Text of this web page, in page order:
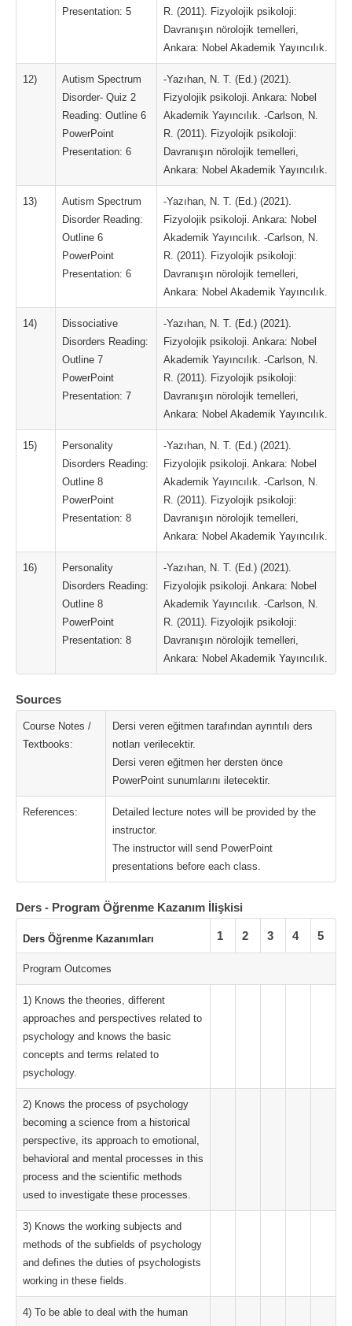
Presentation: 5
R. (2011). Fizyolojik psikoloji:
Davranışın nörolojik temelleri,
Ankara: Nobel Akademik Yayıncılık.
12)
Autism Spectrum
Disorder- Quiz 2
Reading: Outline 6
PowerPoint
Presentation: 6
-Yazıhan, N. T. (Ed.) (2021).
Fizyolojik psikoloji. Ankara: Nobel
Akademik Yayıncılık. -Carlson, N.
R. (2011). Fizyolojik psikoloji:
Davranışın nörolojik temelleri,
Ankara: Nobel Akademik Yayıncılık.
13)
Autism Spectrum
Disorder Reading:
Outline 6
PowerPoint
Presentation: 6
-Yazıhan, N. T. (Ed.) (2021).
Fizyolojik psikoloji. Ankara: Nobel
Akademik Yayıncılık. -Carlson, N.
R. (2011). Fizyolojik psikoloji:
Davranışın nörolojik temelleri,
Ankara: Nobel Akademik Yayıncılık.
14)
Dissociative
Disorders Reading:
Outline 7
PowerPoint
Presentation: 7
-Yazıhan, N. T. (Ed.) (2021).
Fizyolojik psikoloji. Ankara: Nobel
Akademik Yayıncılık. -Carlson, N.
R. (2011). Fizyolojik psikoloji:
Davranışın nörolojik temelleri,
Ankara: Nobel Akademik Yayıncılık.
15)
Personality
Disorders Reading:
Outline 8
PowerPoint
Presentation: 8
-Yazıhan, N. T. (Ed.) (2021).
Fizyolojik psikoloji. Ankara: Nobel
Akademik Yayıncılık. -Carlson, N.
R. (2011). Fizyolojik psikoloji:
Davranışın nörolojik temelleri,
Ankara: Nobel Akademik Yayıncılık.
16)
Personality
Disorders Reading:
Outline 8
PowerPoint
Presentation: 8
-Yazıhan, N. T. (Ed.) (2021).
Fizyolojik psikoloji. Ankara: Nobel
Akademik Yayıncılık. -Carlson, N.
R. (2011). Fizyolojik psikoloji:
Davranışın nörolojik temelleri,
Ankara: Nobel Akademik Yayıncılık.
Sources
Course Notes /
Textbooks:
Dersi veren eğitmen tarafından ayrıntılı ders
notları verilecektir.
Dersi veren eğitmen her dersten önce
PowerPoint sunumlarını iletecektir.
References:
Detailed lecture notes will be provided by the
instructor.
The instructor will send PowerPoint
presentations before each class.
Ders - Program Öğrenme Kazanım İlişkisi
Ders Öğrenme Kazanımları 1 2 3 4 5
Program Outcomes
1) Knows the theories, different
approaches and perspectives related to
psychology and knows the basic
concepts and terms related to
psychology.
2) Knows the process of psychology
becoming a science from a historical
perspective, its approach to emotional,
behavioral and mental processes in this
process and the scientific methods
used to investigate these processes.
3) Knows the working subjects and
methods of the subfields of psychology
and defines the duties of psychologists
working in these fields.
4) To be able to deal with the human